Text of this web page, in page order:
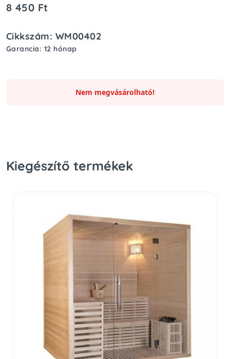
8 450 Ft
Cikkszám: WM00402
Garancia: 12 hónap
Nem megvásárolható!
Kiegészítő termékek